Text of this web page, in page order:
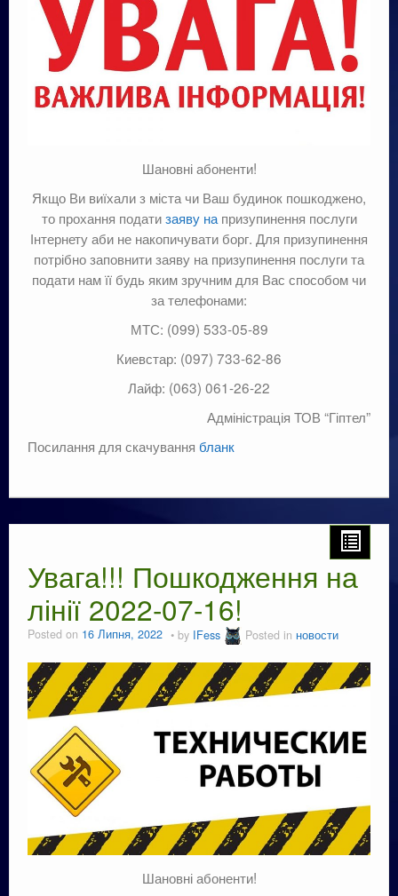
Шановні абоненти!
Якщо Ви виїхали з міста чи Ваш будинок пошкоджено,
то прохання податизаяву напризупинення послуги
Інтернету аби не накопичувати борг. Для призупинення
потрібно заповнити заяву на призупинення послуги та
подати нам її будь яким зручним для Вас способом чи
за телефонами:
МТС: (099) 533-05-89
Киевстар: (097) 733-62-86
Лайф: (063) 061-26-22
Адміністрація ТОВ “Гіптел”
Посилання для скачування бланк
Увага!!! Пошкодження на
лінії 2022-07-16!
Posted on 16 Липня, 2022 by IFess Posted in новости
Шановні абоненти!